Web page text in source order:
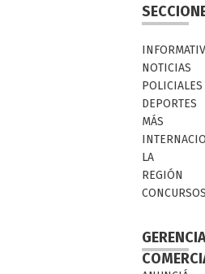
NOTICIAS
POLICIALES
DEPORTES
MÁS
LA
REGIÓN